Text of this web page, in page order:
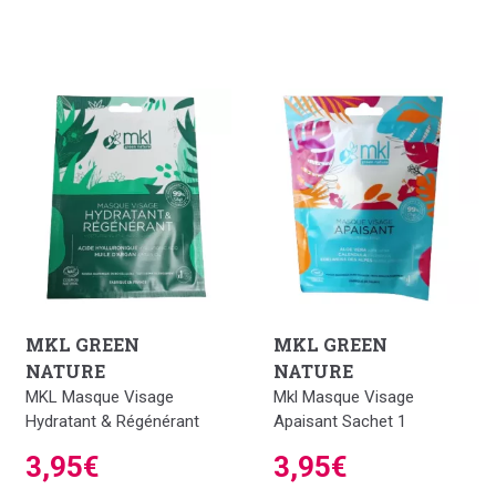
MKL GREEN
NATURE
MKL Masque Visage
Hydratant & Régénérant
3,95€
MKL GREEN
NATURE
Mkl Masque Visage
Apaisant Sachet 1
3,95€